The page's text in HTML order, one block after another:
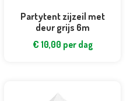
Partytent zijzeil met
deur grijs 6m
€ 10,00 per dag